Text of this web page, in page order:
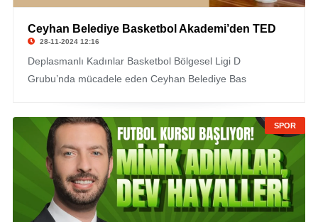
Ceyhan Belediye Basketbol Akademi’den TED
28-11-2024 12:16
Deplasmanlı Kadınlar Basketbol Bölgesel Ligi D
Grubu’nda mücadele eden Ceyhan Belediye Bas
SPOR